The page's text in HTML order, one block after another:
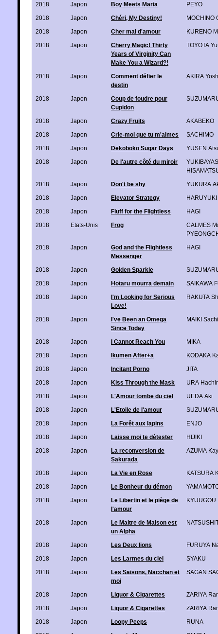
2018
Japon Boy Meets Maria
PEYO
2018
Japon Chéri, My Destiny!
MOCHINO
2018
Japon Cher mal d'amour
KURENO
2018
Japon
Cherry Magic! Thirty
Years of Virginity Can
Make You a Wizard?!
TOYOTA
2018 Japon
Comment défier le
destin
AKIRA
2018 Japon
Coup de foudre pour
Cupidon
2018 Japon Crazy Fruits
AKABEKO
2018
Japon Crie-moi que tu m'aimes
SACHIMO
2018
Japon Dekoboko Sugar Days
YUSEN
2018
Japon De l'autre côté du miroir
2018
Japon Don't be shy
YUKURA
2018
Japon Elevator Strategy
HARUYUKI
2018
Japon Fluff for the Flightless
HAGI
2018
Etats-Unis Frog
CALMES
2018
Japon
God and the Flightless
Messenger
HAGI
2018 Japon Golden Sparkle
2018
Japon Hotaru mourra demain
SAIKAWA
2018
Japon
I'm Looking for Serious
Love!
RAKUTA
2018 Japon
I've Been an Omega
Since Today
MAIKI Sachi
2018 Japon I Cannot Reach You
MIKA
2018
Japon Ikumen After+a
KODAKA
2018
Japon Incitant Porno
JITA
2018
Japon Kiss Through the Mask
URA
2018
Japon L'Amour tombe du ciel
UEDA Aki
2018
Japon L'Etoile de l'amour
2018
Japon La Forêt aux lapins
ENJO
2018
Japon Laisse moi te détester
HIJIKI
2018
Japon
La reconversion de
Sakurada
AZUMA
2018 Japon La Vie en Rose
KATSURA
2018
Japon Le Bonheur du démon
2018
Japon
Le Libertin et le piège de
l'amour
KYUUGOU
2018 Japon
Le Maitre de Maison est
un Alpha
2018 Japon Les Deux lions
FURUYA
2018
Japon Les Larmes du ciel
SYAKU
2018
Japon
Les Saisons, Nacchan et
moi
SAGAN
2018 Japon Liquor & Cigarettes
ZARIYA
2018
Japon Liquor & Cigarettes
ZARIYA
2018
Japon Loopy Peeps
RUNA